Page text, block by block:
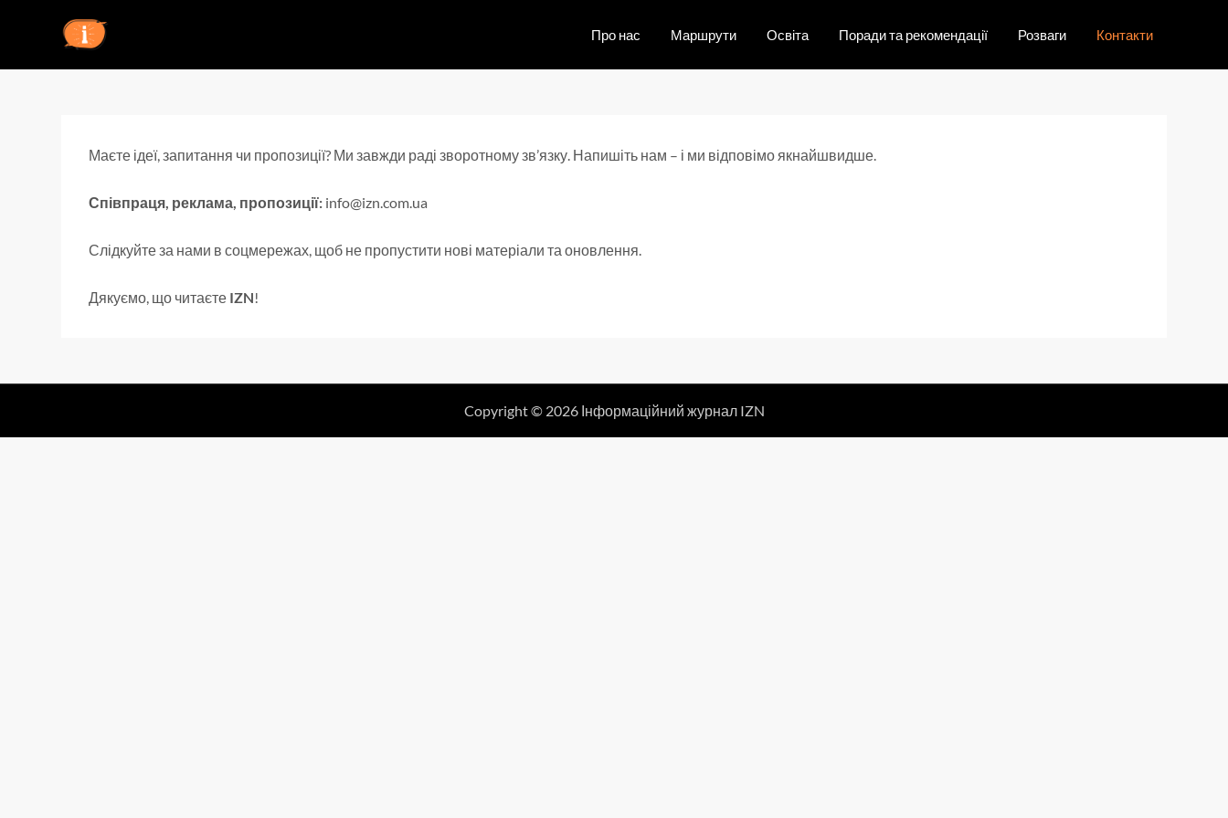
Про нас Маршрути Освіта Поради та рекомендації Розваги Контакти
Маєте ідеї, запитання чи пропозиції? Ми завжди раді зворотному зв’язку. Напишіть нам – і ми відповімо якнайшвидше.
Співпраця, реклама, пропозиції: info@izn.com.ua
Слідкуйте за нами в соцмережах, щоб не пропустити нові матеріали та оновлення.
Дякуємо, що читаєте IZN!
Copyright © 2026 Інформаційний журнал IZN